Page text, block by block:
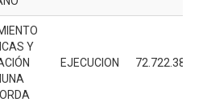
Y
EJECUCION 72.722.388